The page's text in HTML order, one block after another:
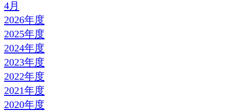
4月
2026年度
2025年度
2024年度
2023年度
2022年度
2021年度
2020年度